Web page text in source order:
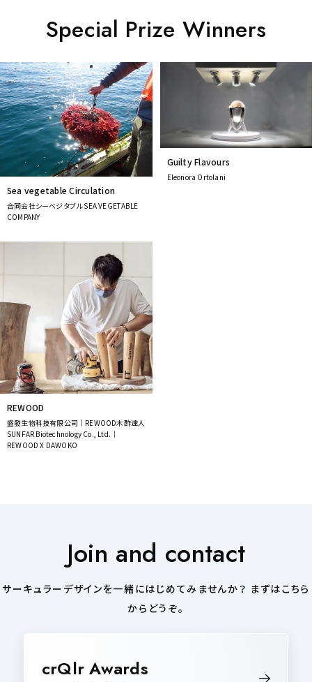
Special Prize Winners
Sea vegetable Circulation
合同会社シーベジタブル SEA VEGETABLE
COMPANY
Guilty Flavours
Eleonora Ortolani
REWOOD
盛發生物科技有限公司｜REWOOD木酢達人
SUNFAR Biotechnology Co., Ltd.｜
REWOOD X DAWOKO
Join and contact
サーキュラーデザインを一緒にはじめてみませんか？ まずはこちら
からどうぞ。
crQlr Awards